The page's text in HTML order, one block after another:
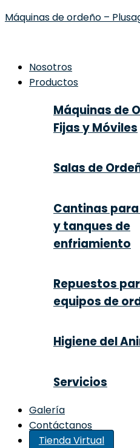
Máquinas de ordeño –
Nosotros
Productos
Máquinas de
Fijas y Móviles
Salas de
Cantinas
y tanques de
enfriamiento
Repuestos
equipos de
Higiene del
Servicios
Galería
Contáctanos
Tienda Virtual